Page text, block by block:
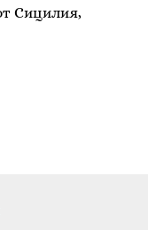
Сицилия,